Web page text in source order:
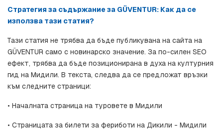
Стратегия за съдържание за GÜVENTUR: Как да се
използва тази статия?
Тази статия не трябва да бъде публикувана на сайта на
GÜVENTUR само с новинарско значение. За по-силен SEO
ефект, трябва да бъде позиционирана в духа на културния
гид на Мидили. В текста, следва да се предложат връзки
към следните страници:
• Началната страница на туровете в Мидили
• Страницата за билети за фериботи на Дикили - Мидили